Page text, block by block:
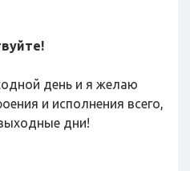
день и я желаю
и исполнения всего,
дни!